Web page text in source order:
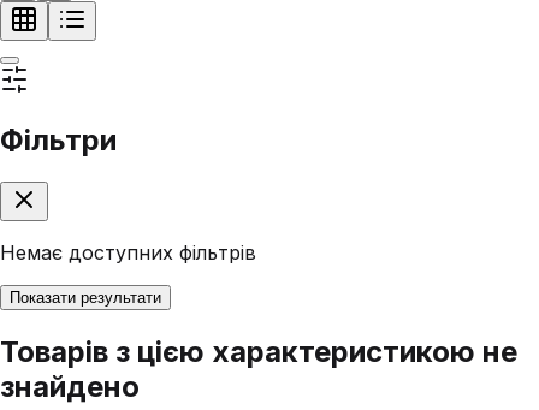
Фільтри
Немає доступних фільтрів
Показати результати
Товарів з цією характеристикою не
знайдено